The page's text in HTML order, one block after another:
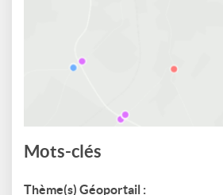
Mots-clés
Thème(s) Géoportail :